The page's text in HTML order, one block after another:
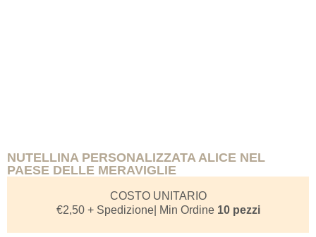
NUTELLINA PERSONALIZZATA ALICE NEL
PAESE DELLE MERAVIGLIE
COSTO UNITARIO
€2,50+ Spedizione| Min Ordine 10 pezzi